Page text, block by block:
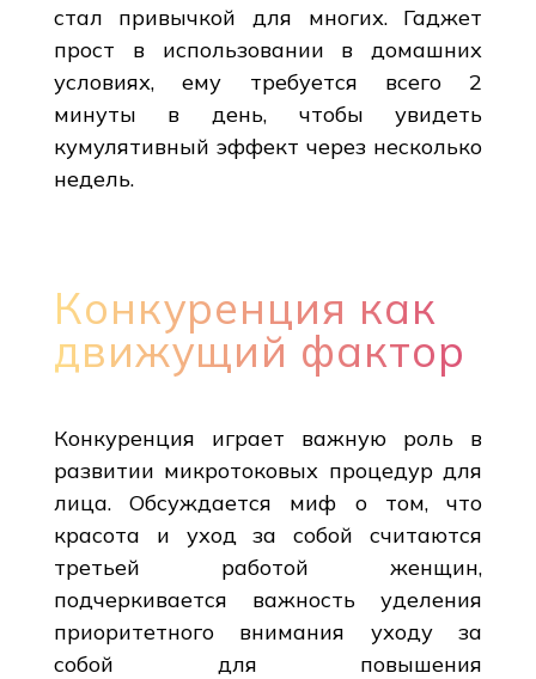
стал привычкой для многих. Гаджет
прост в использовании в домашних
условиях, ему требуется всего 2
минуты в день, чтобы увидеть
кумулятивный эффект через несколько
недель.
Конкуренция как
движущий фактор
Конкуренция играет важную роль в
развитии микротоковых процедур для
лица. Обсуждается миф о том, что
красота и уход за собой считаются
третьей работой женщин,
подчеркивается важность уделения
приоритетного внимания уходу за
собой для повышения